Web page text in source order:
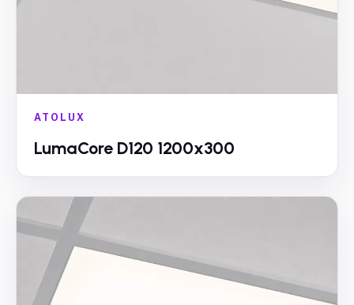
ATOLUX
LumaCore D120 1200x300